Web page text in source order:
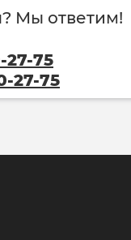
Мы ответим!
27-75
27-75